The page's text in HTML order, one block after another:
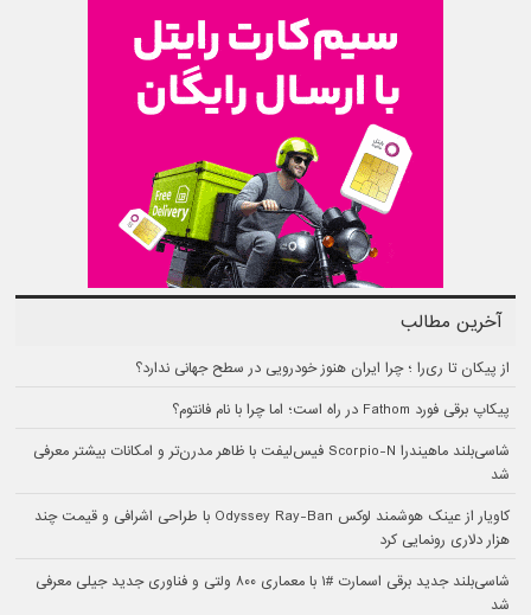
آخرین مطالب
از پیکان تا ری‌را ؛ چرا ایران هنوز خودرویی در سطح جهانی ندارد؟
پیکاپ برقی فورد Fathom در راه است؛ اما چرا با نام فانتوم؟
شاسی‌بلند ماهیندرا Scorpio-N فیس‌لیفت با ظاهر مدرن‌تر و امکانات بیشتر معرفی
شد
کاویار از عینک هوشمند لوکس Odyssey Ray-Ban با طراحی اشرافی و قیمت چند
هزار دلاری رونمایی کرد
شاسی‌بلند جدید برقی اسمارت #۱ با معماری ۸۰۰ ولتی و فناوری جدید جیلی معرفی
شد